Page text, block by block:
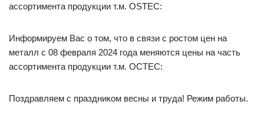
ассортимента продукции т.м. OSTEC:
Информируем Вас о том, что в связи с ростом цен на
металл с 08 февраля 2024 года меняются цены на часть
ассортимента продукции т.м. OCTEC:
Поздравляем с праздником весны и труда! Режим работы.